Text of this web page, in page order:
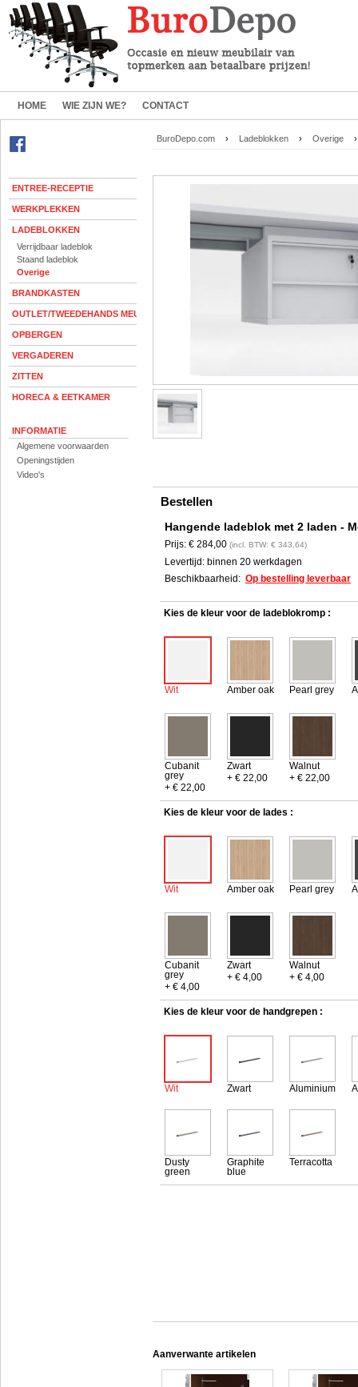
HOME WIE ZIJN WE? CONTACT
ENTREE-RECEPTIE
WERKPLEKKEN
LADEBLOKKEN
Verrijdbaar ladeblok
Staand ladeblok
Overige
BRANDKASTEN
OUTLET/TWEEDEHANDS MEUBELEN
OPBERGEN
VERGADEREN
ZITTEN
HORECA & EETKAMER
INFORMATIE
Algemene voorwaarden
Openingstijden
Video's
BuroDepo.com › Ladeblokken › Overige ›
Bestellen
Hangende ladeblok met 2 laden -
Prijs: € 284,00 (incl. BTW: € 343,64)
Levertijd: binnen 20 werkdagen
Beschikbaarheid: Op bestelling leverbaar
Kies de kleur voor de ladeblokromp :
Wit Amber oak Pearl grey
Cubanit
grey
+ € 22,00
Zwart
+ € 22,00
Walnut
+ € 22,00
Kies de kleur voor de lades :
Wit Amber oak Pearl grey
Cubanit
grey
+ € 4,00
Zwart
+ € 4,00
Walnut
+ € 4,00
Kies de kleur voor de handgrepen :
Wit Zwart Aluminium
Dusty
green
Graphite
blue
Terracotta
Aanverwante artikelen